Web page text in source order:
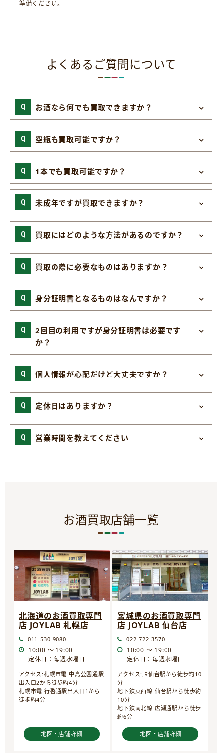
準備ください。
よくあるご質問について
お酒なら何でも買取できますか？
空瓶も買取可能ですか？
1本でも買取可能ですか？
未成年ですが買取できますか？
買取にはどのような方法があるのですか？
買取の際に必要なものはありますか？
身分証明書となるものはなんですか？
2回目の利用ですが身分証明書は必要です
か？
個人情報が心配だけど大丈夫ですか？
定休日はありますか？
営業時間を教えてください
お酒買取店舗一覧
北海道のお酒買取専門
店 JOYLAB 札幌店
011-530-9080
10:00 ～ 19:00
定休日：毎週水曜日
アクセス:札幌市電 中島公園通駅
出入口2から徒歩約4分
札幌市電 行啓通駅出入口1から
徒歩約4分
地図・店舗詳細
宮城県のお酒買取専門
店 JOYLAB 仙台店
022-722-3570
10:00 ～ 19:00
定休日：毎週水曜日
アクセス:JR仙台駅から徒歩約10
分
地下鉄東西線 仙台駅から徒歩約
10分
地下鉄南北線 広瀬通駅から徒歩
約6分
地図・店舗詳細